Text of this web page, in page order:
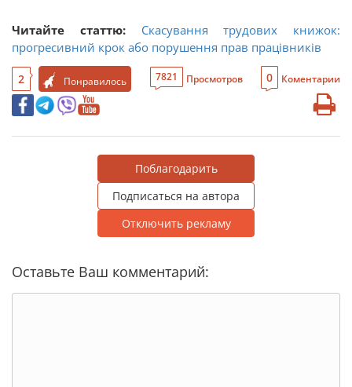
Читайте статтю: Скасування трудових книжок:
прогресивний крок або порушення прав працівників
2 Понравилось 7821 Просмотров 0 Коментарии
Поблагодарить
Подписаться на автора
Отключить рекламу
Оставьте Ваш комментарий: